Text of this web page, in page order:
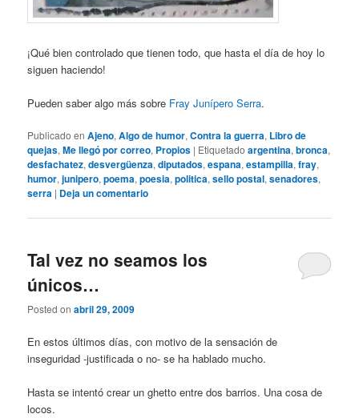
¡Qué bien controlado que tienen todo, que hasta el día de hoy lo
siguen haciendo!
Pueden saber algo más sobre Fray Junípero Serra.
Publicado en Ajeno,Algo de humor,Contra la guerra, Libro de
quejas,Me llegó por correo, Propios | Etiquetado argentina,bronca,
desfachatez,desvergüenza,diputados,espana,estampilla,fray,
humor,junipero,poema,poesia,politica,sello postal,senadores,
serra | Deja un comentario
Tal vez no seamos los
únicos…
Posted onabril 29, 2009
En estos últimos días, con motivo de la sensación de
inseguridad -justificada o no- se ha hablado mucho.
Hasta se intentó crear un ghetto entre dos barrios. Una cosa de
locos.